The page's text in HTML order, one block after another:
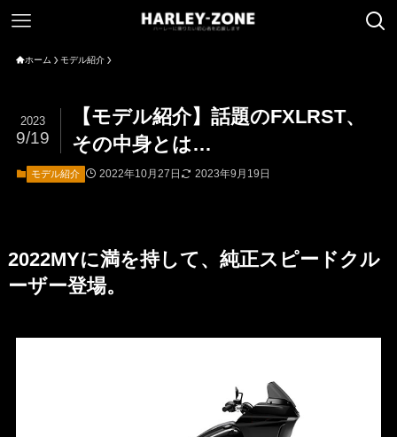
ホーム モデル紹介
【モデル紹介】話題のFXLRST、
その中身とは…
2023
9/19
モデル紹介 2022年10月27日 2023年9月19日
2022MYに満を持して、純正スピードクル
ーザー登場。